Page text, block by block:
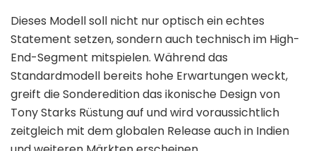
Dieses Modell soll nicht nur optisch ein echtes
Statement setzen, sondern auch technisch im High-
End-Segment mitspielen. Während das
Standardmodell bereits hohe Erwartungen weckt,
greift die Sonderedition das ikonische Design von
Tony Starks Rüstung auf und wird voraussichtlich
zeitgleich mit dem globalen Release auch in Indien